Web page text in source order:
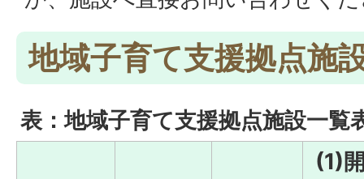
地域子育て支援拠点施
表：地域子育て支援拠点施設一覧
(1)